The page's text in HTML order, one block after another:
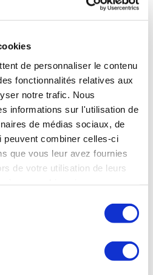
de personnaliser le contenu
fonctionnalités relatives aux
notre trafic. Nous
informations sur l'utilisation de
de médias sociaux, de
peuvent combiner celles-ci
que vous leur avez fournies
de votre utilisation de leurs
18
(dont 574,51
€ de T.F.R. et
103,51 € de
Complément
Tarifaire)
Les
84 €